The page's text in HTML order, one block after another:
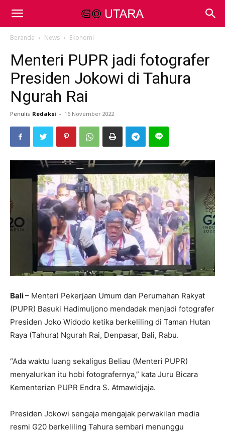
Beranda News Ekonomi
Menteri PUPR jadi fotografer
Presiden Jokowi di Tahura
Ngurah Rai
Penulis Redaksi - 16 November 2022
Bali– Menteri Pekerjaan Umum dan Perumahan Rakyat
(PUPR) Basuki Hadimuljono mendadak menjadi fotografer
Presiden Joko Widodo ketika berkeliling di Taman Hutan
Raya (Tahura) Ngurah Rai, Denpasar, Bali, Rabu.
“Ada waktu luang sekaligus Beliau (Menteri PUPR)
menyalurkan itu hobi fotografernya,” kata Juru Bicara
Kementerian PUPR Endra S. Atmawidjaja.
Presiden Jokowi sengaja mengajak perwakilan media
resmi G20 berkeliling Tahura sembari menunggu